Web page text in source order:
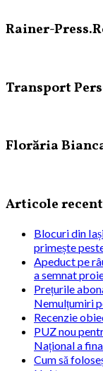
Rainer-
Transport
Florăria
Articole
Blocuri din
primește
Apeduct pe
a semnat
Prețurile
Nemulțumiri
Recenzie
PUZ nou
Național a
Cum să